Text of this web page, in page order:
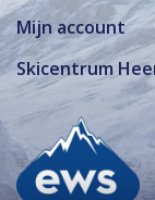
Mijn account
Skicentrum